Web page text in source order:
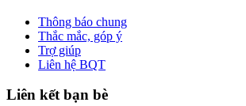
Thông báo chung
Thắc mắc, góp ý
Trợ giúp
Liên hệ BQT
Liên kết bạn bè